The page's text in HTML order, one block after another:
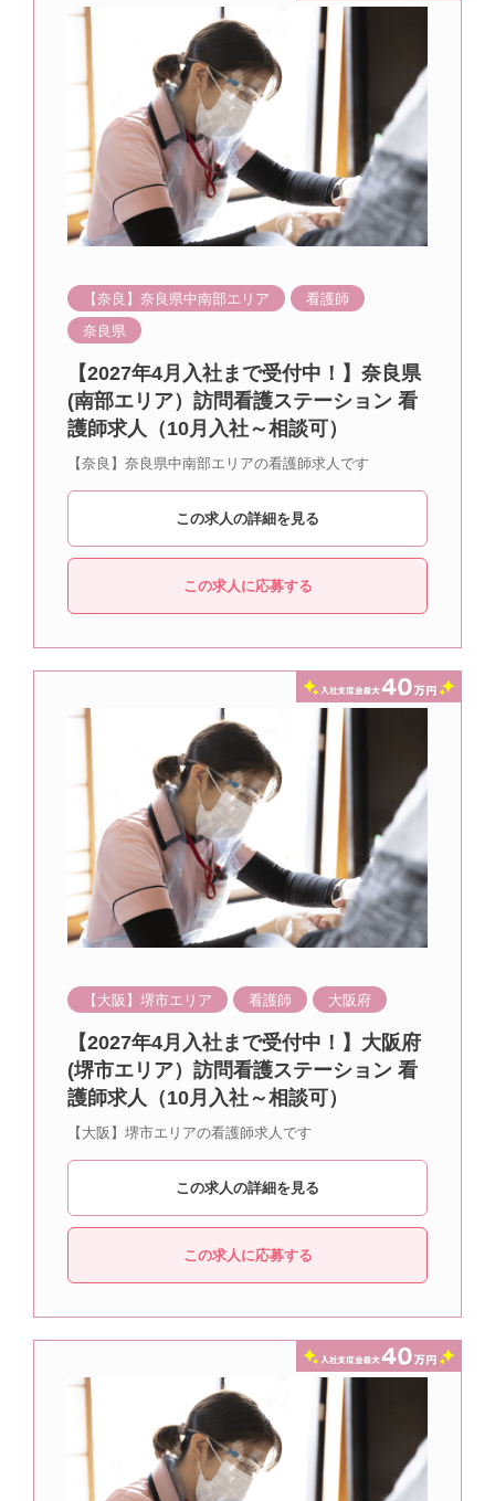
【奈良】奈良県中南部エリア
看護師
奈良県
【2027年4月入社まで受付中！】奈良県
(南部エリア）訪問看護ステーション 看
護師求人（10月入社～相談可）
【奈良】奈良県中南部エリアの看護師求人です
この求人の詳細を見る
この求人に応募する
【大阪】堺市エリア 看護師 大阪府
【2027年4月入社まで受付中！】大阪府
(堺市エリア）訪問看護ステーション 看
護師求人（10月入社～相談可）
【大阪】堺市エリアの看護師求人です
この求人の詳細を見る
この求人に応募する